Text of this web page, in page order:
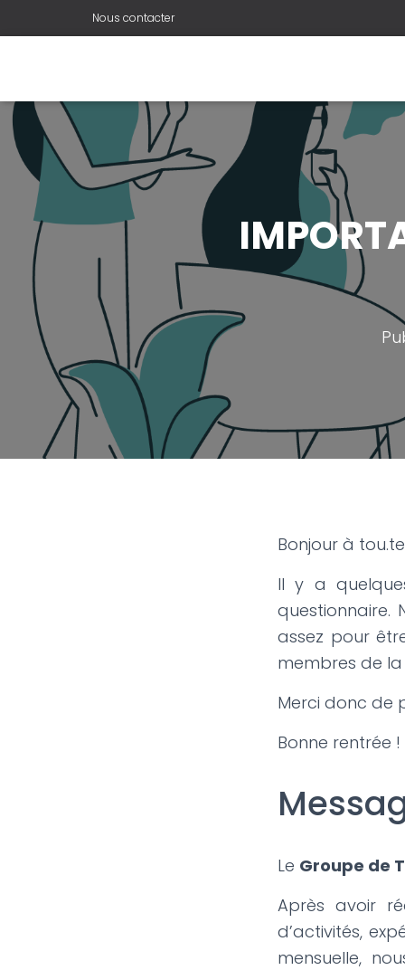
Nous contacter
Bonjour à
Il y a
questionnaire.
assez pour
membres de
Merci donc de
Bonne rentrée !
Le Groupe de
Après avoir
d’activités,
mensuelle,